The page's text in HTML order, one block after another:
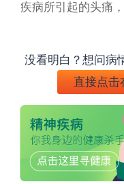
疾病所引起的头痛，
没看明白？想问病
直接点击